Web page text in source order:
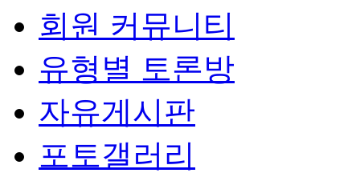
회원 커뮤니티
유형별 토론방
자유게시판
포토갤러리